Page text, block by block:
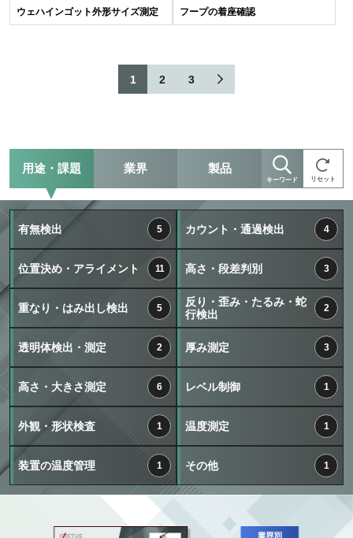
ウェハインゴット外形サイズ測定 フープの着座確認
1 2 3
用途・課題 業界 製品
キーワード リセット
有無検出 5 カウント・通過検出 4
位置決め・アライメント 11 高さ・段差判別 3
重なり・はみ出し検出 5
反り・歪み・たるみ・蛇
行検出
2
透明体検出・測定 2 厚み測定 3
高さ・大きさ測定 6 レベル制御 1
外観・形状検査 1 温度測定 1
装置の温度管理 1 その他 1